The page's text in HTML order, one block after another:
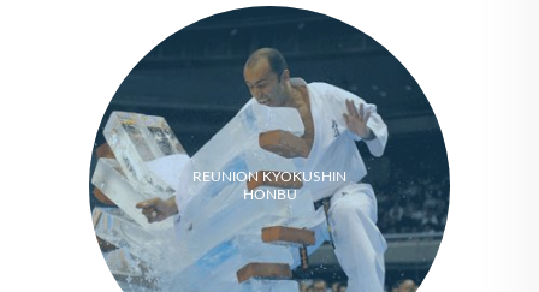
REUNION KYOKUSHIN
HONBU